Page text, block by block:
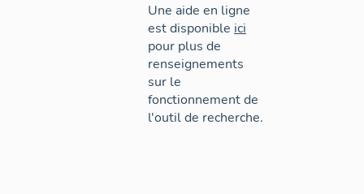
Une aide en ligne
est disponible ici
pour plus de
renseignements
sur le
fonctionnement de
l'outil de recherche.